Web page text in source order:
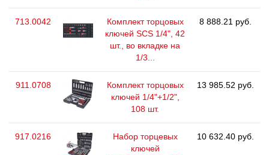
713.0042
Комплект торцовых
ключей SCS 1/4", 42
шт., во вкладке на
1/3...
8 888.21 руб.
911.0708
Комплект торцовых
ключей 1/4"+1/2",
108 шт.
13 985.52 руб.
917.0216
Набор торцевых
ключей
10 632.40 руб.